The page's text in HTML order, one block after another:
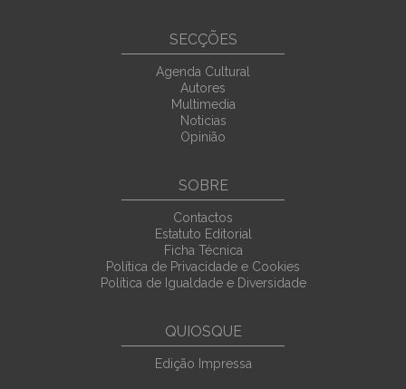
SECÇÕES
Agenda Cultural
Autores
Multimedia
Noticias
Opinião
SOBRE
Contactos
Estatuto Editorial
Ficha Técnica
Política de Privacidade e Cookies
Política de Igualdade e Diversidade
QUIOSQUE
Edição Impressa